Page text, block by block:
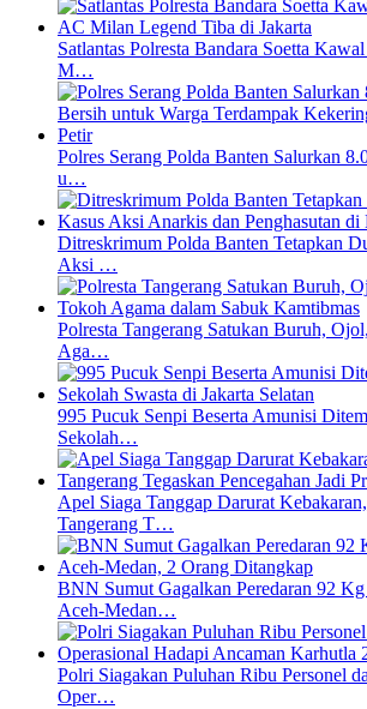
Satlantas Polresta Bandara Soetta
M…
Polres Serang Polda Banten Salurkan
u…
Ditreskrimum Polda Banten Tetapkan
Aksi …
Polresta Tangerang Satukan Buruh,
Aga…
995 Pucuk Senpi Beserta Amunisi
Sekolah…
Apel Siaga Tanggap Darurat
Tangerang T…
BNN Sumut Gagalkan Peredaran 92 Kg
Aceh-Medan…
Polri Siagakan Puluhan Ribu Personel
Oper…